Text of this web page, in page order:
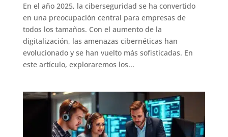
En el año 2025, la ciberseguridad se ha convertido
en una preocupación central para empresas de
todos los tamaños. Con el aumento de la
digitalización, las amenazas cibernéticas han
evolucionado y se han vuelto más sofisticadas. En
este artículo, exploraremos los...